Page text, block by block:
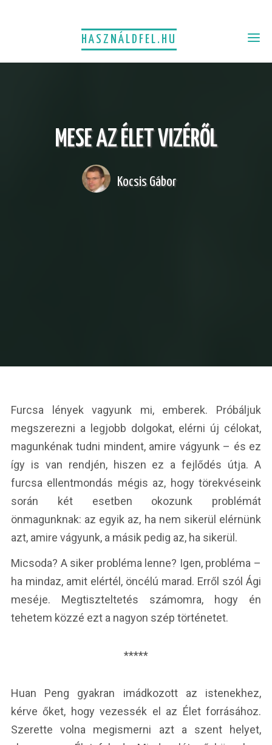
HASZNÁLDFEL.HU
MESE AZ ÉLET VIZÉRŐL
Kocsis Gábor
Furcsa lények vagyunk mi, emberek. Próbáljuk
megszerezni a legjobb dolgokat, elérni új célokat,
magunkénak tudni mindent, amire vágyunk – és ez
így is van rendjén, hiszen ez a fejlődés útja. A
furcsa ellentmondás mégis az, hogy törekvéseink
során két esetben okozunk problémát
önmagunknak: az egyik az, ha nem sikerül elérnünk
azt, amire vágyunk, a másik pedig az, ha sikerül.
Micsoda? A siker probléma lenne? Igen, probléma –
ha mindaz, amit elértél, öncélú marad. Erről szól Ági
meséje. Megtiszteltetés számomra, hogy én
tehetem közzé ezt a nagyon szép történetet.
*****
Huan Peng gyakran imádkozott az istenekhez,
kérve őket, hogy vezessék el az Élet forrásához.
Szerette volna megismerni azt a szent helyet,